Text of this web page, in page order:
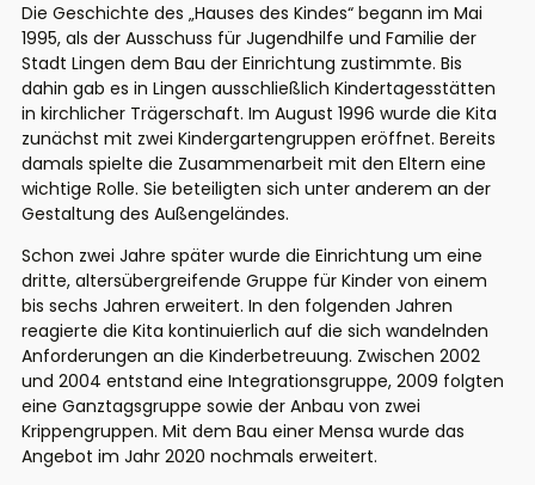
Die Geschichte des „Hauses des Kindes“ begann im Mai
1995, als der Ausschuss für Jugendhilfe und Familie der
Stadt Lingen dem Bau der Einrichtung zustimmte. Bis
dahin gab es in Lingen ausschließlich Kindertagesstätten
in kirchlicher Trägerschaft. Im August 1996 wurde die Kita
zunächst mit zwei Kindergartengruppen eröffnet. Bereits
damals spielte die Zusammenarbeit mit den Eltern eine
wichtige Rolle. Sie beteiligten sich unter anderem an der
Gestaltung des Außengeländes.
Schon zwei Jahre später wurde die Einrichtung um eine
dritte, altersübergreifende Gruppe für Kinder von einem
bis sechs Jahren erweitert. In den folgenden Jahren
reagierte die Kita kontinuierlich auf die sich wandelnden
Anforderungen an die Kinderbetreuung. Zwischen 2002
und 2004 entstand eine Integrationsgruppe, 2009 folgten
eine Ganztagsgruppe sowie der Anbau von zwei
Krippengruppen. Mit dem Bau einer Mensa wurde das
Angebot im Jahr 2020 nochmals erweitert.